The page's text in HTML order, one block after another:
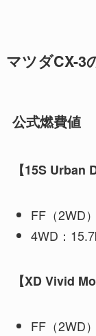
マツダCX-3
公式燃費値
【15S Urban
FF（2WD
4WD：
【XD Vivid
FF（2WD